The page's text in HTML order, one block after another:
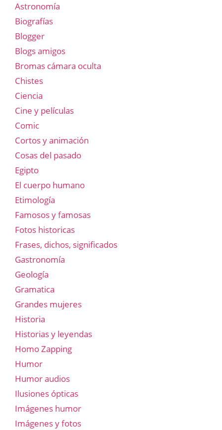
Astronomía
Biografías
Blogger
Blogs amigos
Bromas cámara oculta
Chistes
Ciencia
Cine y películas
Comic
Cortos y animación
Cosas del pasado
Egipto
El cuerpo humano
Etimología
Famosos y famosas
Fotos historicas
Frases, dichos, significados
Gastronomía
Geología
Gramatica
Grandes mujeres
Historia
Historias y leyendas
Homo Zapping
Humor
Humor audios
Ilusiones ópticas
Imágenes humor
Imágenes y fotos